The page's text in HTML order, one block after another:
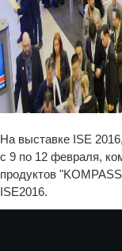
На выставке ISE
с 9 по 12 февраля,
продуктов
ISE2016.